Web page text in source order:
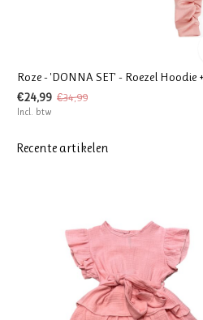
Roze - 'DONNA SET' - Roezel Hoodie
€24,99 €34,99
Incl. btw
Recente artikelen